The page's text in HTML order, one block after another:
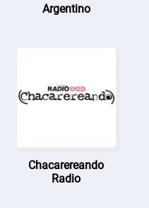
Argentino
Chacarereando
Radio